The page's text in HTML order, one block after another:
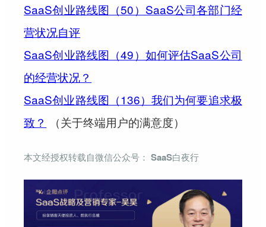
SaaS创业路线图（50）SaaS公司各部门经
营状况自评
SaaS创业路线图（49）如何评估SaaS公司
的经营状况？
SaaS创业路线图（136）我们为何要追求极
致？
（关于终端用户的满意度）
本文经授权转载自微信公众号： SaaS白夜行